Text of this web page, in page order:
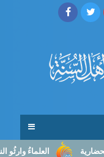
العلماءُ وارثُو النبوّة: من